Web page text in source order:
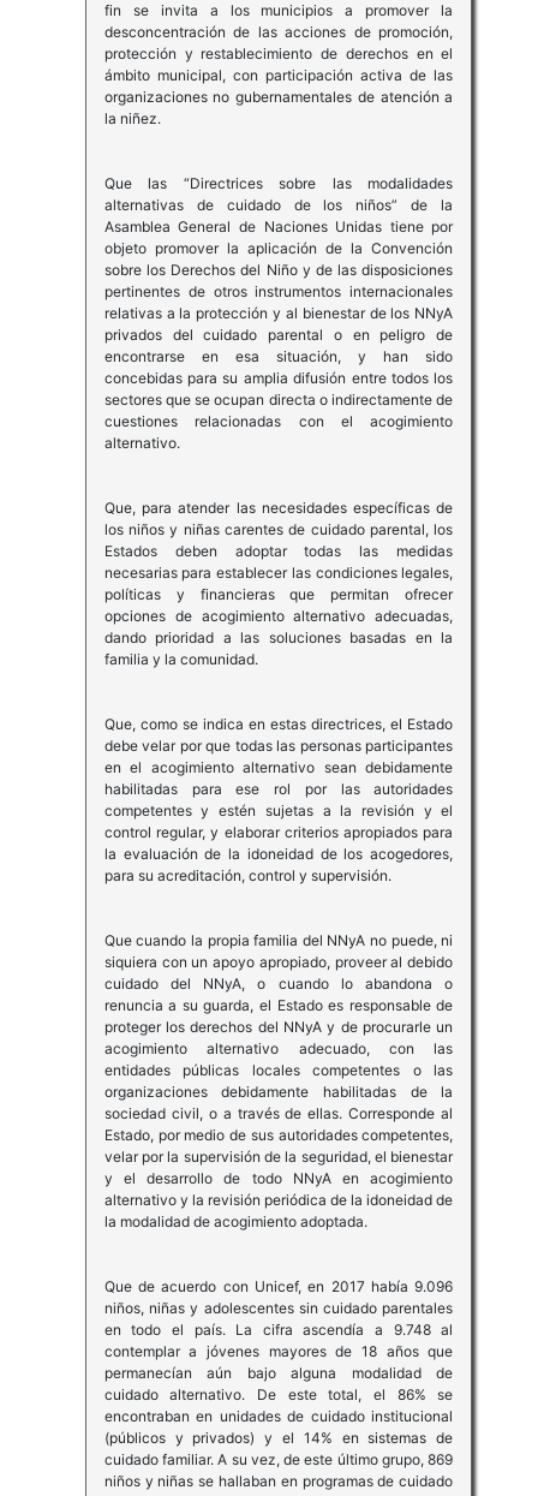
fin se invita a los municipios a promover la
desconcentración de las acciones de promoción,
protección y restablecimiento de derechos en el
ámbito municipal, con participación activa de las
organizaciones no gubernamentales de atención a
la niñez.
Que las “Directrices sobre las modalidades
alternativas de cuidado de los niños” de la
Asamblea General de Naciones Unidas tiene por
objeto promover la aplicación de la Convención
sobre los Derechos del Niño y de las disposiciones
pertinentes de otros instrumentos internacionales
relativas a la protección y al bienestar de los NNyA
privados del cuidado parental o en peligro de
encontrarse en esa situación, y han sido
concebidas para su amplia difusión entre todos los
sectores que se ocupan directa o indirectamente de
cuestiones relacionadas con el acogimiento
alternativo.
Que, para atender las necesidades específicas de
los niños y niñas carentes de cuidado parental, los
Estados deben adoptar todas las medidas
necesarias para establecer las condiciones legales,
políticas y financieras que permitan ofrecer
opciones de acogimiento alternativo adecuadas,
dando prioridad a las soluciones basadas en la
familia y la comunidad.
Que, como se indica en estas directrices, el Estado
debe velar por que todas las personas participantes
en el acogimiento alternativo sean debidamente
habilitadas para ese rol por las autoridades
competentes y estén sujetas a la revisión y el
control regular, y elaborar criterios apropiados para
la evaluación de la idoneidad de los acogedores,
para su acreditación, control y supervisión.
Que cuando la propia familia del NNyA no puede, ni
siquiera con un apoyo apropiado, proveer al debido
cuidado del NNyA, o cuando lo abandona o
renuncia a su guarda, el Estado es responsable de
proteger los derechos del NNyA y de procurarle un
acogimiento alternativo adecuado, con las
entidades públicas locales competentes o las
organizaciones debidamente habilitadas de la
sociedad civil, o a través de ellas. Corresponde al
Estado, por medio de sus autoridades competentes,
velar por la supervisión de la seguridad, el bienestar
y el desarrollo de todo NNyA en acogimiento
alternativo y la revisión periódica de la idoneidad de
la modalidad de acogimiento adoptada.
Que de acuerdo con Unicef, en 2017 había 9.096
niños, niñas y adolescentes sin cuidado parentales
en todo el país. La cifra ascendía a 9.748 al
contemplar a jóvenes mayores de 18 años que
permanecían aún bajo alguna modalidad de
cuidado alternativo. De este total, el 86% se
encontraban en unidades de cuidado institucional
(públicos y privados) y el 14% en sistemas de
cuidado familiar. A su vez, de este último grupo, 869
niños y niñas se hallaban en programas de cuidado